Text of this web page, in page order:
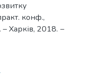
конф.,
Харків, 2018. −